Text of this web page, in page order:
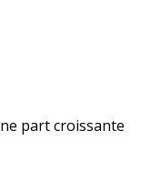
part croissante